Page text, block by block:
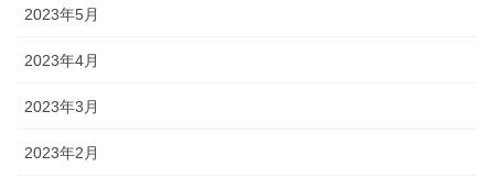
2023年5月
2023年4月
2023年3月
2023年2月